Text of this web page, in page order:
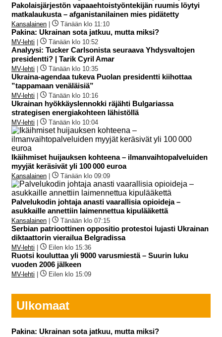
Pakolaisjärjestön vapaaehtoistyöntekijän ruumis löytyi
matkalaukusta – afganistanilainen mies pidätetty
Kansalainen | Tänään klo 11:10
Pakina: Ukrainan sota jatkuu, mutta miksi?
MV-lehti | Tänään klo 10:52
Analyysi: Tucker Carlsonista seuraava Yhdysvaltojen
presidentti? | Tarik Cyril Amar
MV-lehti | Tänään klo 10:35
Ukraina-agendaa tukeva Puolan presidentti kiihottaa
”tappamaan venäläisiä”
MV-lehti | Tänään klo 10:16
Ukrainan hyökkäyslennokki räjähti Bulgariassa
strategisen energiakohteen lähistöllä
MV-lehti | Tänään klo 10:04
Ikäihmiset huijauksen kohteena – ilmanvaihtopalveluiden
myyjät keräsivät yli 100 000 euroa
Kansalainen | Tänään klo 09:09
Palvelukodin johtaja anasti vaarallisia opioideja –
asukkaille annettiin laimennettua kipulääkettä
Kansalainen | Tänään klo 07:15
Serbian patrioottinen oppositio protestoi lujasti Ukrainan
diktaattorin vierailua Belgradissa
MV-lehti | Eilen klo 15:36
Ruotsi kouluttaa yli 9000 varusmiestä – Suurin luku
vuoden 2006 jälkeen
MV-lehti | Eilen klo 15:09
Ulkomaat
Pakina: Ukrainan sota jatkuu, mutta miksi?